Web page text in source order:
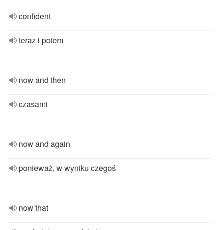
confident
teraz i potem
now and then
czasami
now and again
ponieważ, w wyniku czegoś
now that